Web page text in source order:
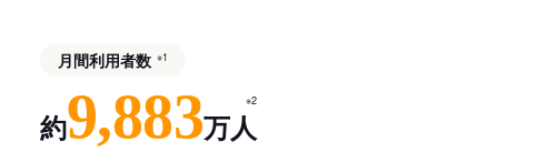
月間利用者数 ※1
約9,883万人
※2